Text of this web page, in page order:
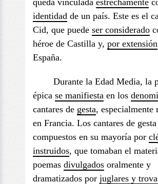
queda vinculada estrechamente
identidad de un país. Este es el
Cid, que puede ser considerado
héroe de Castilla y, por extensión
España.
Durante la Edad Media, la
épica se manifiesta en los
cantares de gesta, especialmente
en Francia. Los cantares de
compuestos en su mayoría por
instruidos, que tomaban el
poemas divulgados oralmente y
dramatizados por juglares y